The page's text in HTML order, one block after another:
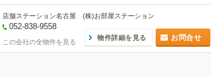
店舗ステーション名古屋 (株)お部屋ステーション
052-838-9558
この会社の全物件を見る
物件詳細を見る お問合せ